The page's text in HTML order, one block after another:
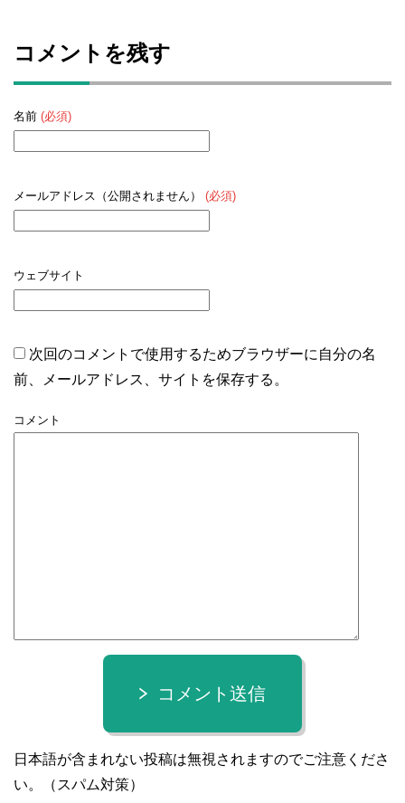
コメントを残す
名前 (必須)
メールアドレス（公開されません） (必須)
ウェブサイト
次回のコメントで使用するためブラウザーに自分の名
前、メールアドレス、サイトを保存する。
コメント
コメント送信
日本語が含まれない投稿は無視されますのでご注意くださ
い。（スパム対策）